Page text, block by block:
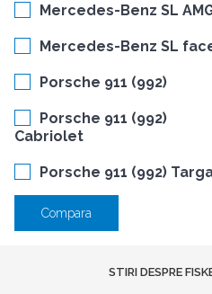
Mercedes-Benz SL
Mercedes-Benz SL
Porsche 911 (992)
Porsche 911 (992)
Cabriolet
Porsche 911 (992)
Compara
STIRI DESPRE